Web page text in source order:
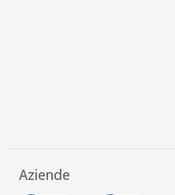
Aziende